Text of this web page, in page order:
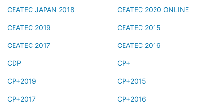
CEATEC JAPAN 2018 CEATEC 2020 ONLINE
CEATEC 2019 CEATEC 2015
CEATEC 2017 CEATEC 2016
CDP CP+
CP+2019 CP+2015
CP+2017 CP+2016